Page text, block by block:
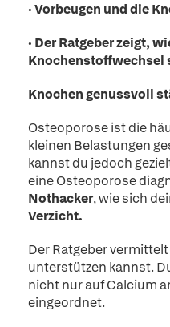
· Vorbeugen und die
· Der Ratgeber zeigt,
Knochenstoffwechsel
Knochen genussvoll
Osteoporose ist die
kleinen Belastungen
kannst du jedoch
eine Osteoporose
Nothacker, wie sich
Verzicht.
Der Ratgeber
unterstützen kannst.
nicht nur auf Calcium
eingeordnet.